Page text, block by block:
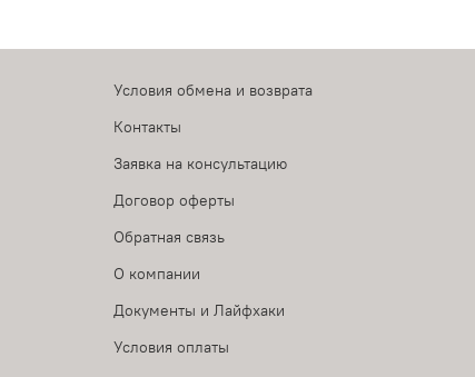
Условия обмена и возврата
Контакты
Заявка на консультацию
Договор оферты
Обратная связь
О компании
Документы и Лайфхаки
Условия оплаты